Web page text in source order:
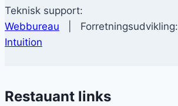
Teknisk support:
Webbureau | Forretningsudvikling:
Intuition
Restauant links